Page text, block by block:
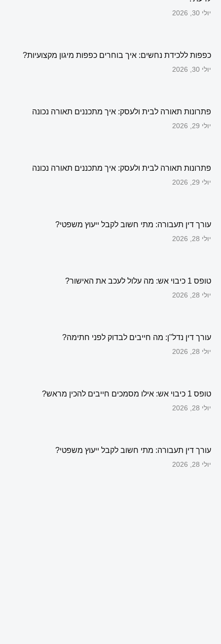
יולי 30, 2026
כפפות ללכידת נחשים: איך בוחרים כפפות מיגון מקצועיות?
יולי 30, 2026
פתרונות תאורה לבית ולעסק: איך מתכננים תאורה נכונה
יולי 29, 2026
פתרונות תאורה לבית ולעסק: איך מתכננים תאורה נכונה
יולי 29, 2026
עורך דין תעבורה: מתי חשוב לקבל ייעוץ משפטי?
יולי 28, 2026
טופס 1 כיבוי אש: מה עלול לעכב את האישור?
יולי 28, 2026
עורך דין נדל"ן: מה חייבים לבדוק לפני חתימה?
יולי 28, 2026
טופס 1 כיבוי אש: אילו מסמכים חייבים להכין מראש?
יולי 28, 2026
עורך דין תעבורה: מתי חשוב לקבל ייעוץ משפטי?
יולי 28, 2026